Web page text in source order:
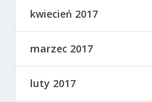
kwiecień 2017
marzec 2017
luty 2017